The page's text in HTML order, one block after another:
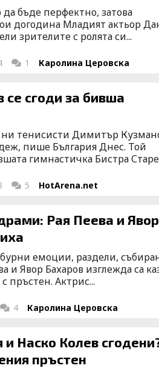
бъде перфектно, затова
догодина Младият актьор
зрителите с ролята си...
1 Каролина Церовска
сгоди за бивша
тенисисти Димитър
пише България Днес. Той
гимнастичка Бистра
5 HotArena.net
Рая Пеева и Явор
емоции, раздели,
и Явор Бахаров изглежда са
пръстен. Актрис...
4 Каролина Церовска
Наско Колев
пръстен